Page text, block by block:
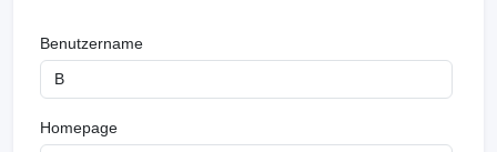
Benutzername
Homepage